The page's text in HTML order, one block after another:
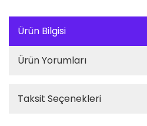
Ürün Bilgisi
Ürün Yorumları
Taksit Seçenekleri